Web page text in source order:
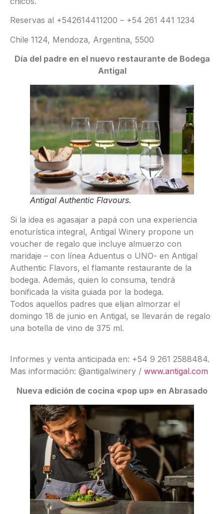
Reservas al +542614411200 – +54 261 441 1234
Chile 1124, Mendoza, Argentina, 5500
Día del padre en el nuevo restaurante de Bodega
Antigal
Antigal Authentic Flavours.
Si la idea es agasajar a papá con una experiencia
enoturística integral, Antigal Winery propone un
voucher de regalo que incluye almuerzo con
maridaje – con línea Aduentus o UNO- en Antigal
Authentic Flavors, el flamante restaurante de la
bodega. Además, quien lo consuma, tendrá
bonificada la visita guiada por la bodega.
Todos aquellos padres que elijan almorzar el
domingo 18 de junio en Antigal, se llevarán de regalo
una botella de vino de 375 ml.
Informes y venta anticipada en: +54 9 261 2588484.
Mas información: @antigalwinery / www.antigal.com
Nueva edición de cocina «pop up» en Abrasado